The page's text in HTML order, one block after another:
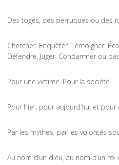
Des toges, des perruques ou des
Chercher. Enquêter. Témoigner.
Défendre. Juger. Condamner ou
Pour une victime. Pour la société.
Pour hier, pour aujourd’hui et pour
Par les mythes, par les volontés
Au nom d’un dieu, au nom d’un